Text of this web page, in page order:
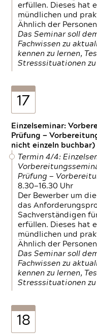
erfüllen. Dieses hat
mündlichen und
Ähnlich der
Das Seminar soll
Fachwissen zu
kennen zu lernen,
Stresssituationen
17
Einzelseminar:
Prüfung —
nicht einzeln buchbar)
Termin 4/4:
Prüfung —
8.30—16.30 Uhr
Der Bewerber um
das
Sachverständigen
erfüllen. Dieses hat
mündlichen und
Ähnlich der
Das Seminar soll
Fachwissen zu
kennen zu lernen,
Stresssituationen
18